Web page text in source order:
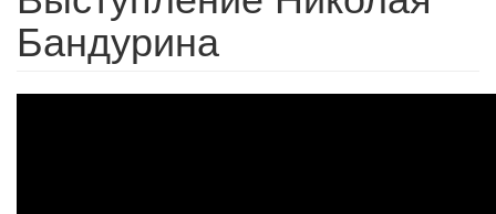
Бандурина